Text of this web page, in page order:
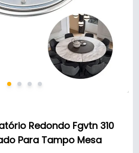
Redondo Fgvtn 310
Para Tampo Mesa